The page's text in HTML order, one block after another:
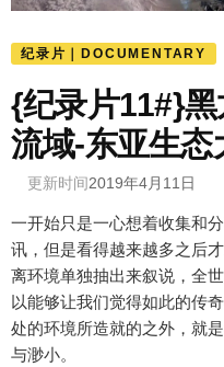
纪录片｜DOCUMENTARY
{纪录片11#}
流域-东亚生态
更新时间2019年4月11日
一开始只是一心想着收集和
讯，但是看得越来越多之后
离环境单独抽出来叙说，全
以能够让我们觉得如此的传
处的环境所造就的之外，就
与渺小。